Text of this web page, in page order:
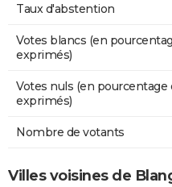
Taux d'abstention
Votes blancs (en
exprimés)
Votes nuls (en pourcentage
exprimés)
Nombre de votants
Villes voisines de